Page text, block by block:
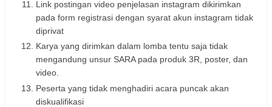
Link postingan video penjelasan instagram dikirimkan
pada form registrasi dengan syarat akun instagram tidak
diprivat
Karya yang dirimkan dalam lomba tentu saja tidak
mengandung unsur SARA pada produk 3R, poster, dan
video.
Peserta yang tidak menghadiri acara puncak akan
diskualifikasi